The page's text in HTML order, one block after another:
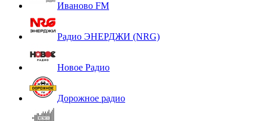
Иваново FM
Радио ЭНЕРДЖИ (NRG)
Новое Радио
Дорожное радио